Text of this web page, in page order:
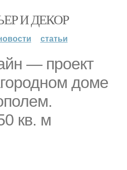
И ДЕКОР
статьи
— проект
доме
кв. м